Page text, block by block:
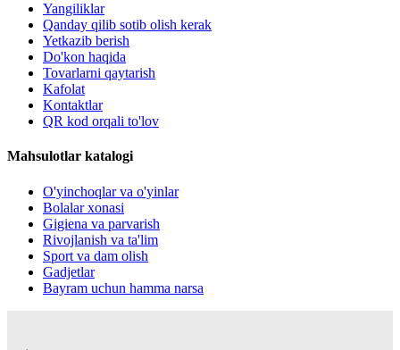
Yangiliklar
Qanday qilib sotib olish kerak
Yetkazib berish
Do'kon haqida
Tovarlarni qaytarish
Kafolat
Kontaktlar
QR kod orqali to'lov
Mahsulotlar katalogi
O'yinchoqlar va o'yinlar
Bolalar xonasi
Gigiena va parvarish
Rivojlanish va ta'lim
Sport va dam olish
Gadjetlar
Bayram uchun hamma narsa